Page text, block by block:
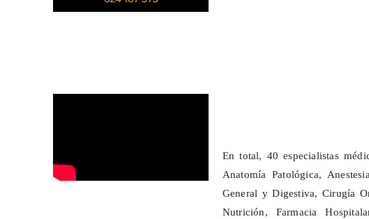
En total, 40 especialistas
Anatomía Patológica,
General y Digestiva, Cirugía
Nutrición, Farmacia